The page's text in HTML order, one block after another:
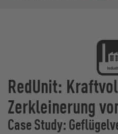
RedUnit:
Zerkleinerung
Case Study: